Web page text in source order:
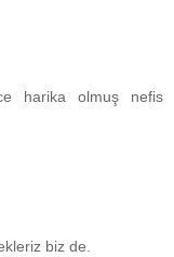
harika olmuş nefis
biz de.